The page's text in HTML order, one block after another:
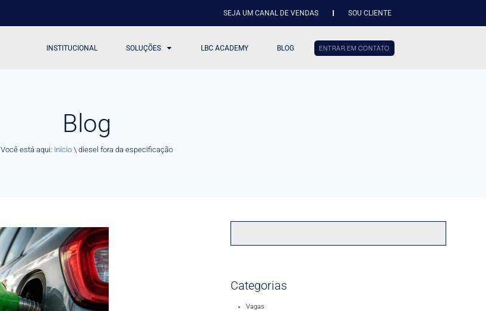
SEJA UM CANAL DE VENDAS SOU CLIENTE
INSTITUCIONAL SOLUÇÕES LBC ACADEMY BLOG ENTRAR EM CONTATO
Blog
Você está aqui: Início \ diesel fora da especificação
Categorias
Vagas